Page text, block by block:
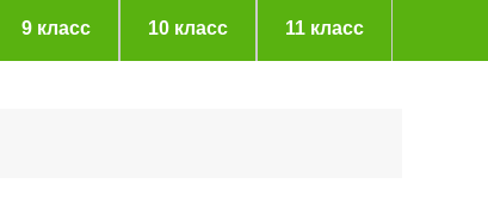
9 класс 10 класс 11 класс